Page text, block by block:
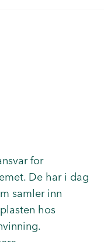
for
De har i dag
samler inn
hos